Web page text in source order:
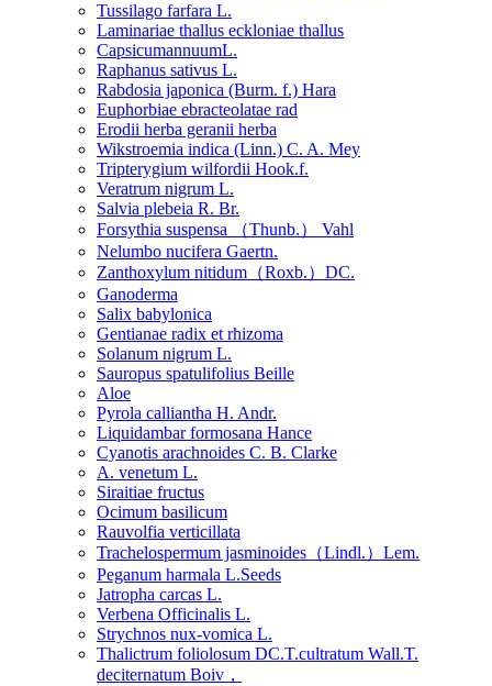
Tussilago farfara L.
Laminariae thallus eckloniae thallus
CapsicumannuumL.
Raphanus sativus L.
Rabdosia japonica (Burm. f.) Hara
Euphorbiae ebracteolatae rad
Erodii herba geranii herba
Wikstroemia indica (Linn.) C. A. Mey
Tripterygium wilfordii Hook.f.
Veratrum nigrum L.
Salvia plebeia R. Br.
Forsythia suspensa （Thunb.） Vahl
Nelumbo nucifera Gaertn.
Zanthoxylum nitidum（Roxb.）DC.
Ganoderma
Salix babylonica
Gentianae radix et rhizoma
Solanum nigrum L.
Sauropus spatulifolius Beille
Aloe
Pyrola calliantha H. Andr.
Liquidambar formosana Hance
Cyanotis arachnoides C. B. Clarke
A. venetum L.
Siraitiae fructus
Ocimum basilicum
Rauvolfia verticillata
Trachelospermum jasminoides（Lindl.）Lem.
Peganum harmala L.Seeds
Jatropha carcas L.
Verbena Officinalis L.
Strychnos nux-vomica L.
Thalictrum foliolosum DC.T.cultratum Wall.T.
deciternatum Boiv，